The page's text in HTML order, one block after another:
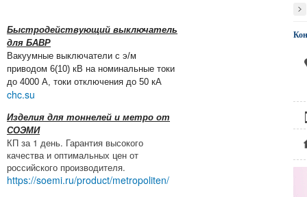
Быстродействующий выключатель
для БАВР
Вакуумные выключатели с э/м
приводом 6(10) кВ на номинальные токи
до 4000 А, токи отключения до 50 кА
chc.su
Изделия для тоннелей и метро от
СОЭМИ
КП за 1 день. Гарантия высокого
качества и оптимальных цен от
российского производителя.
https://soemi.ru/product/metropoliten/